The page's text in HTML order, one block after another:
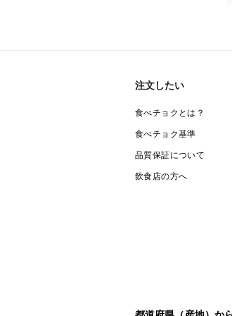
注文したい
食べチョクとは？
食べチョク基準
品質保証について
飲食店の方へ